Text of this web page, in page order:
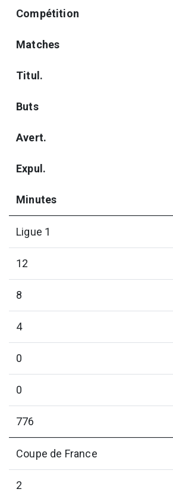
Compétition
Matches
Titul.
Buts
Avert.
Expul.
Minutes
Ligue 1
12
8
4
0
0
776
Coupe de France
2